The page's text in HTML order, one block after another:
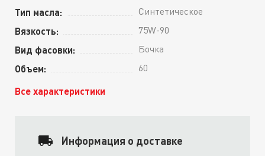
Тип масла: Синтетическое
Вязкость: 75W-90
Вид фасовки: Бочка
Объем: 60
Все характеристики
Информация о доставке